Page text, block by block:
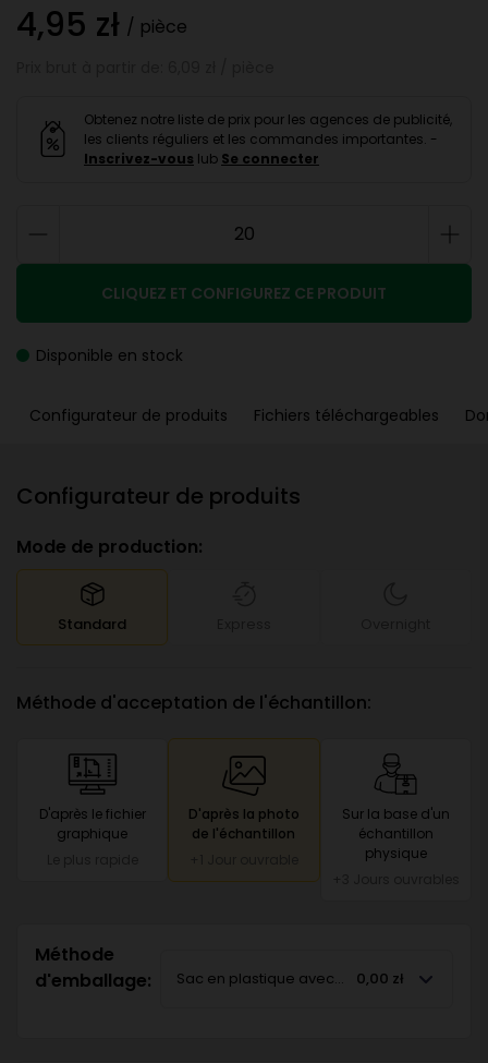
4,95 zł / pièce
Obtenez notre liste de prix pour les agences de publicité,
les clients réguliers et les commandes importantes. -
Inscrivez-vous lub Se connecter
CLIQUEZ ET CONFIGUREZ CE PRODUIT
Disponible en stock
Configurateur de produits Fichiers téléchargeables
Configurateur de produits
Mode de production:
Standard
Méthode d'acceptation de l'échantillon:
D'après le fichier
graphique
D'après la photo
de l'échantillon
Sur la base d'un
échantillon
physique
Méthode
d'emballage:
Sac en plastique avec instructions
0,00 zł